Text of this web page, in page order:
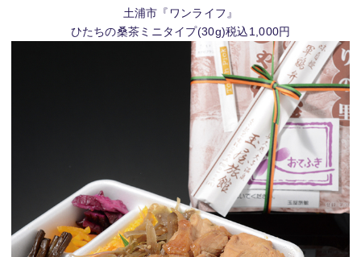
土浦市『ワンライフ』
ひたちの桑茶ミニタイプ(30g)税込1,000円